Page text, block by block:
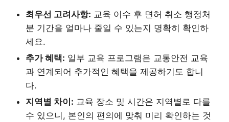
최우선 고려사항: 교육 이수 후 면허 취소 행정처
분 기간을 얼마나 줄일 수 있는지 명확히 확인하
세요.
추가 혜택: 일부 교육 프로그램은 교통안전 교육
과 연계되어 추가적인 혜택을 제공하기도 합니
다.
지역별 차이: 교육 장소 및 시간은 지역별로 다를
수 있으니, 본인의 편의에 맞춰 미리 확인하는 것